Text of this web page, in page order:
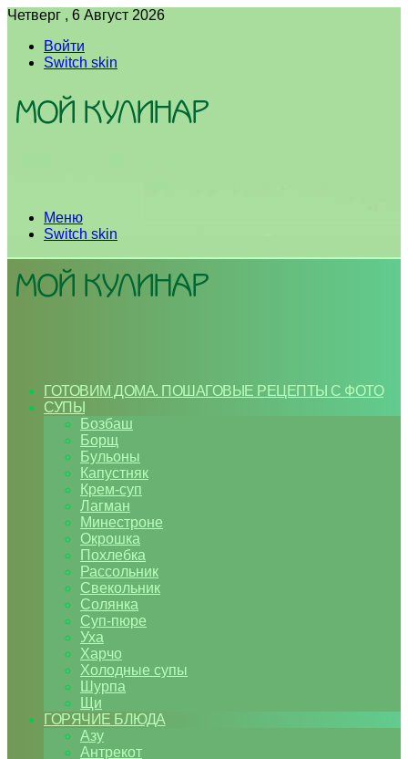
Четверг , 6 Август 2026
Войти
Switch skin
Меню
Switch skin
ГОТОВИМ ДОМА. ПОШАГОВЫЕ РЕЦЕПТЫ С ФОТО
СУПЫ
Бозбаш
Борщ
Бульоны
Капустняк
Крем-суп
Лагман
Минестроне
Окрошка
Похлебка
Рассольник
Свекольник
Солянка
Суп-пюре
Уха
Харчо
Холодные супы
Шурпа
Щи
ГОРЯЧИЕ БЛЮДА
Азу
Антрекот